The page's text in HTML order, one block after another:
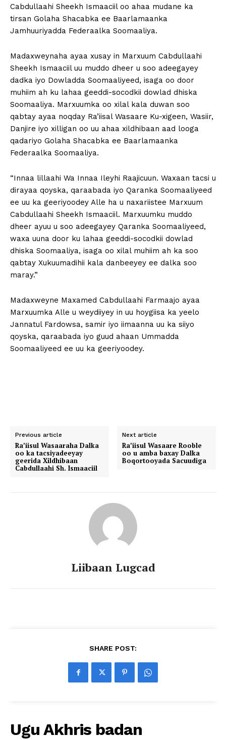
Cabdullaahi Sheekh Ismaaciil oo ahaa mudane ka
tirsan Golaha Shacabka ee Baarlamaanka
Jamhuuriyadda Federaalka Soomaaliya.
Madaxweynaha ayaa xusay in Marxuum Cabdullaahi
Sheekh Ismaaciil uu muddo dheer u soo adeegayey
dadka iyo Dowladda Soomaaliyeed, isaga oo door
muhiim ah ku lahaa geeddi-socodkii dowlad dhiska
Soomaaliya. Marxuumka oo xilal kala duwan soo
qabtay ayaa noqday Ra’iisal Wasaare Ku-xigeen, Wasiir,
Danjire iyo xilligan oo uu ahaa xildhibaan aad looga
qadariyo Golaha Shacabka ee Baarlamaanka
Federaalka Soomaaliya.
“Innaa lillaahi Wa Innaa Ileyhi Raajicuun. Waxaan tacsi u
dirayaa qoyska, qaraabada iyo Qaranka Soomaaliyeed
ee uu ka geeriyoodey Alle ha u naxariistee Marxuum
Cabdullaahi Sheekh Ismaaciil. Marxuumku muddo
dheer ayuu u soo adeegayey Qaranka Soomaaliyeed,
waxa uuna door ku lahaa geeddi-socodkii dowlad
dhiska Soomaaliya, isaga oo xilal muhiim ah ka soo
qabtay Xukuumadihii kala danbeeyey ee dalka soo
maray.”
Madaxweyne Maxamed Cabdullaahi Farmaajo ayaa
Marxuumka Alle u weydiiyey in uu hoygiisa ka yeelo
Jannatul Fardowsa, samir iyo iimaanna uu ka siiyo
qoyska, qaraabada iyo guud ahaan Ummadda
Soomaaliyeed ee uu ka geeriyoodey.
Previous article
Ra’iisul Wasaaraha Dalka
oo ka tacsiyadeeyay
geerida Xildhibaan
Cabdullaahi Sh. Ismaaciil
Next article
Ra’iisul Wasaare Rooble
oo u amba baxay Dalka
Boqortooyada Sacuudiga
Liibaan Lugcad
SHARE POST:
Ugu Akhris badan